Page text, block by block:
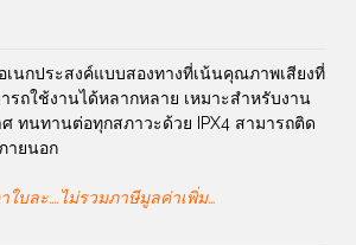
เนกประสงค์แบบสองทางที่เน้นคุณภาพเสียงที่
รถใช้งานได้หลากหลาย เหมาะสำหรับงาน
ศ ทนทานต่อทุกสภาวะด้วย
IPX4 สามารถติด
ายนอก
ใบละ….ไม่รวมภาษีมูลค่าเพิ่ม…